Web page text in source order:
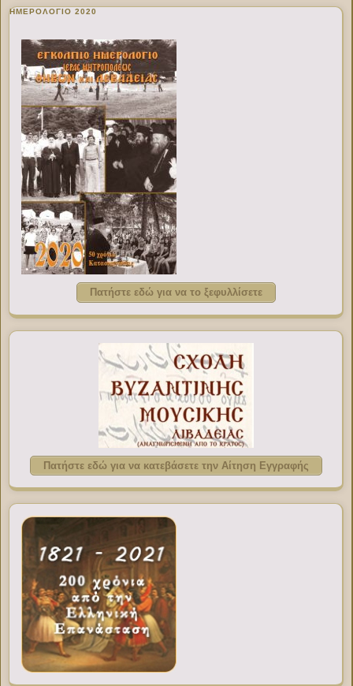
ΗΜΕΡΟΛΟΓΙΟ 2020
Πατήστε εδώ για να το ξεφυλλίσετε
Πατήστε εδώ για να κατεβάσετε την Αίτηση Εγγραφής